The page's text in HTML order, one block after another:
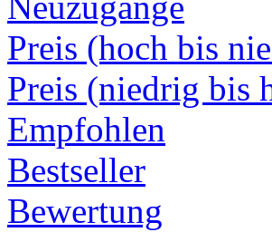
Preis (hoch bis
Preis (niedrig bis
Empfohlen
Bestseller
Bewertung